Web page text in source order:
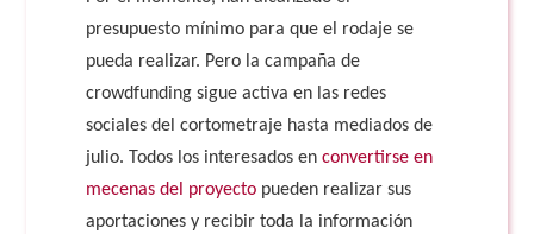
presupuesto mínimo para que el rodaje se
pueda realizar. Pero la campaña de
crowdfunding sigue activa en las redes
sociales del cortometraje hasta mediados de
julio. Todos los interesados enconvertirse en
mecenas del proyecto pueden realizar sus
aportaciones y recibir toda la información